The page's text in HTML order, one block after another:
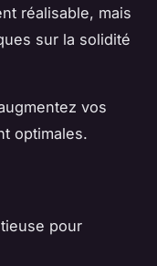
réalisable, mais
sur la solidité
vos
optimales.
pour